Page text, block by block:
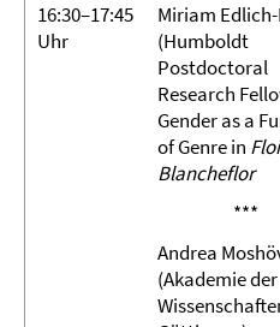
16:30–17:45
Uhr
Miriam
(Humboldt
Postdoctoral
Research
Gender as a
of Genre in
Blancheflor
***
Andrea
(Akademie der